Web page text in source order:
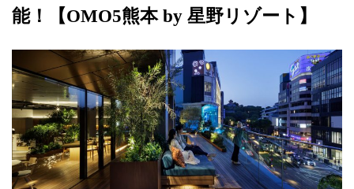
能！【OMO5熊本 by 星野リゾート】